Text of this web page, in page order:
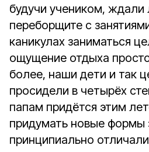
будучи учеником, ждали
переборщите с
каникулах заниматься
ощущение отдыха
более, наши дети и так
просидели в четырёх
папам придётся этим
придумать новые формы
принципиально